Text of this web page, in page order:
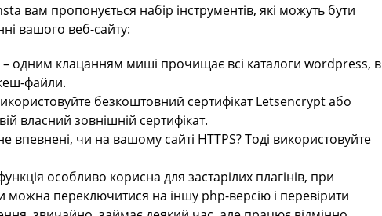
вам пропонується набір інструментів, які можуть бути
вашого веб-сайту:
одним клацанням миші прочищає всі каталоги wordpress, в
файли.
безкоштовний сертифікат Letsencrypt або
власний зовнішній сертифікат.
впевнені, чи на вашому сайті HTTPS? Тоді використовуйте
особливо корисна для застарілих плагінів, при
можна переключитися на іншу php-версію і перевірити